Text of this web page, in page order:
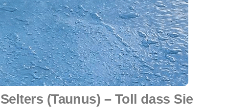
(Taunus) – Toll dass Sie